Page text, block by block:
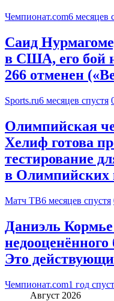
Чемпионат.com6 месяцев
Саид
в США, его бой
266 отменен
Sports.ru6 месяцев спустя
Олимпийская
Хелиф готова
тестирование
в Олимпийских
Матч ТВ6 месяцев спустя
Даниэль Кормье
Это
Чемпионат.com1 год
Август 2026